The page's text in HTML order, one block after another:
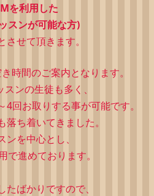
を利用した
スンが可能な方)
させて頂きます。
時間のご案内となります。
ンの生徒も多く、
回お取りする事が可能です。
ち着いてきました。
ンを中心とし、
で進めております。
たばかりですので、